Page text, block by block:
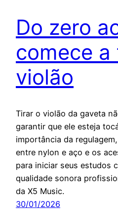
Do zero
comece a
violão
Tirar o violão da gaveta
garantir que ele esteja
importância da
entre nylon e aço e os
para iniciar seus estudos
qualidade sonora
da X5 Music.
30/01/2026